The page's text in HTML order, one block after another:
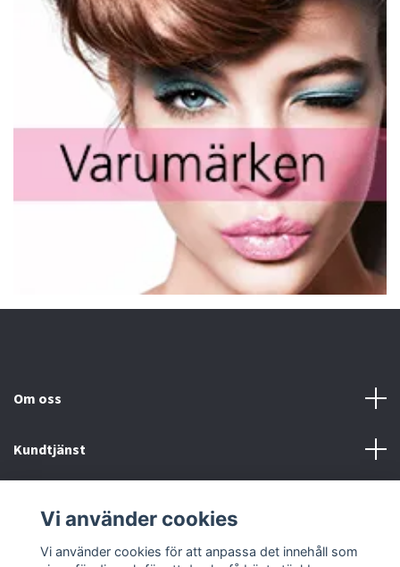
Om oss
Kundtjänst
Sociala medier
Vi använder cookies
Vi använder cookies för att anpassa det innehåll som